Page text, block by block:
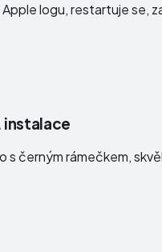
Apple logu, restartuje se,
instalace
s černým rámečkem,